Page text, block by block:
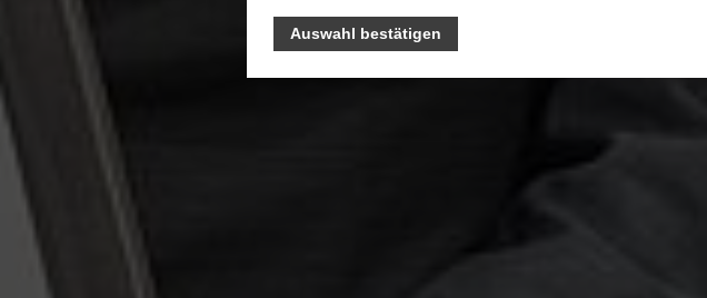
Auswahl bestätigen